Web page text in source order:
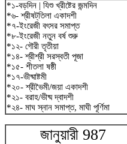
*১-বড়দিন | যিশু খ্রীষ্টের জন্মদিন
*৬- শ্রীষট্‌তিলা একাদশী
*৭-ইংরেজী বৎসর সমাপ্ত
*৮-ইংরেজী নতুন বর্ষ শুরু
*১২- গৌরী তৃতীয়া
*১৪- শ্রীশ্রী সরস্বতী পূজা
*১৫- শীতলা ষষ্ঠী
*১৭-ভীষ্মাষ্টমী
*২০- শ্রীভৈমী/জয়া একাদশী
*২১- বরাহ/ভীষ্ম দ্বাদশী
*২৪- মাঘ স্নান সমাপ্ত, মাঘী পূর্ণিমা
জানুয়ারী